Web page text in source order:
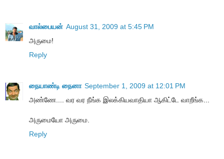
வால்பையன் August 31, 2009 at 5:45 PM
அருமை!
Reply
நையாண்டி நைனா September 1, 2009 at 12:01 PM
அண்ணே.... வர வர நீங்க இலக்கியவாதியா ஆகிட்டே வாறீங்க...
அருமையோ அருமை.
Reply